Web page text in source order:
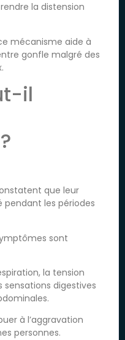
la distension
mécanisme aide à
gonfle malgré des
il
que leur
les périodes
sont
la tension
digestives
à l’aggravation
personnes.